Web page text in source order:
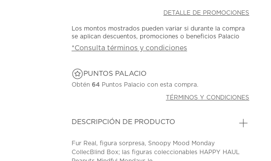
DETALLE DE PROMOCIONES
Los montos mostrados pueden variar si durante la compra
se aplican descuentos, promociones o beneficios Palacio
*Consulta términos y condiciones
PUNTOS PALACIO
Obtén64 Puntos Palacio con esta compra.
TÉRMINOS Y CONDICIONES
DESCRIPCIÓN DE PRODUCTO
Fur Real, figura sorpresa, Snoopy Mood Monday
CollecBlind Box; las figuras coleccionables HAPPY HAUL